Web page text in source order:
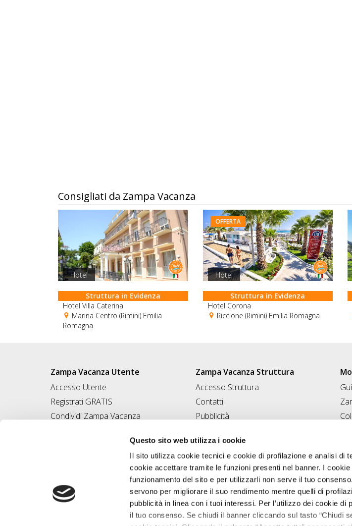
Questo sito web utilizza i cookie
Il sito utilizza cookie tecnici e cookie di profilazione e analisi di
cookie accettare tramite le funzioni presenti nel banner. I
funzionamento del sito e per utilizzarli non serve il tuo
servono per migliorare il suo rendimento mentre quelli di
pubblicità in linea con i tuoi interessi. Per l’utilizzo dei cookie
il tuo consenso. Se chiudi il banner cliccando sul tasto “Chiudi
Consigliati da Zampa Vacanza
Hotel
Struttura in Evidenza
Hotel Villa Caterina
Marina Centro (Rimini) Emilia
Romagna
OFFERTA
Hotel
Struttura in Evidenza
Hotel Corona
Riccione (Rimini) Emilia Romagna
Zampa Vacanza Utente
Accesso Utente
Registrati GRATIS
Condividi Zampa Vacanza
Zampa Vacanza Struttura
Accesso Struttura
Contatti
Pubblicità